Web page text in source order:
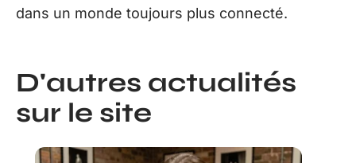
dans un monde toujours plus connecté.
D'autres actualités
sur le site